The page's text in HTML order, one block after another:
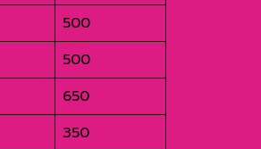
500
500
650
350